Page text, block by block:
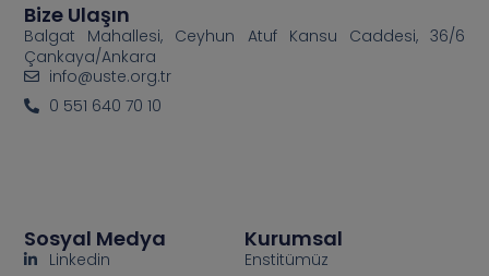
Kurumsal
Enstitümüz
Sosyal Medya
Linkedin
Bize Ulaşın
Balgat Mahallesi, Ceyhun Atuf Kansu Caddesi, 36/6
Çankaya/Ankara
info@uste.org.tr
0 551 640 70 10